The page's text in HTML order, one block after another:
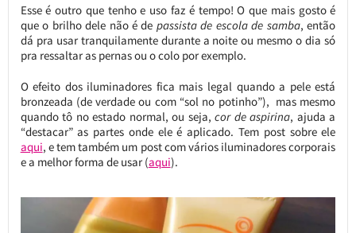
Esse é outro que tenho e uso faz é tempo! O que mais gosto é
que o brilho dele não é de passista de escola de samba, então
dá pra usar tranquilamente durante a noite ou mesmo o dia só
pra ressaltar as pernas ou o colo por exemplo.
O efeito dos iluminadores fica mais legal quando a pele está
bronzeada (de verdade ou com “sol no potinho”), mas mesmo
quando tô no estado normal, ou seja,cor de aspirina, ajuda a
“destacar” as partes onde ele é aplicado. Tem post sobre ele
aqui, e tem também um post com vários iluminadores corporais
e a melhor forma de usar (aqui).